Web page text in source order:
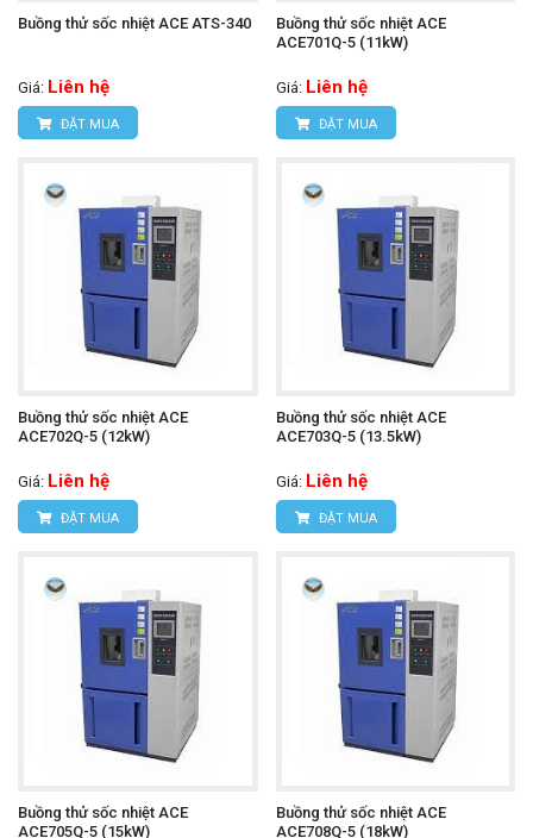
Buồng thử sốc nhiệt ACE ATS-340
Giá: Liên hệ
ĐẶT MUA
Buồng thử sốc nhiệt ACE
ACE701Q-5 (11kW)
Giá: Liên hệ
ĐẶT MUA
Buồng thử sốc nhiệt ACE
ACE702Q-5 (12kW)
Giá: Liên hệ
ĐẶT MUA
Buồng thử sốc nhiệt ACE
ACE703Q-5 (13.5kW)
Giá: Liên hệ
ĐẶT MUA
Buồng thử sốc nhiệt ACE
ACE705Q-5 (15kW)
Buồng thử sốc nhiệt ACE
ACE708Q-5 (18kW)